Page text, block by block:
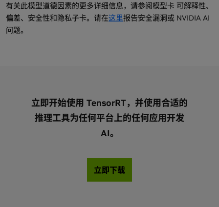
有关此模型道德因素的更多详细信息，请参阅模型卡 可解释性、
偏差、安全性和隐私子卡。请在这里报告安全漏洞或 NVIDIA AI
问题。
立即开始使用 TensorRT，并使用合适的
推理工具为任何平台上的任何应用开发
AI。
立即下载